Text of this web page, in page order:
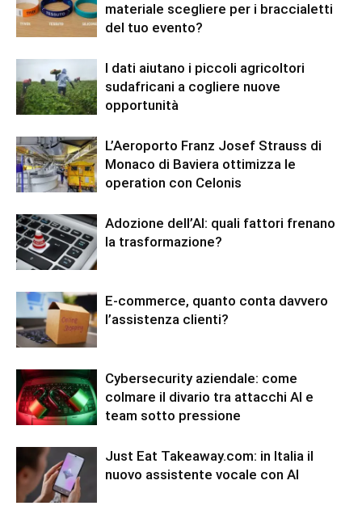
materiale scegliere per i braccialetti
del tuo evento?
I dati aiutano i piccoli agricoltori
sudafricani a cogliere nuove
opportunità
L’Aeroporto Franz Josef Strauss di
Monaco di Baviera ottimizza le
operation con Celonis
Adozione dell’AI: quali fattori frenano
la trasformazione?
E-commerce, quanto conta davvero
l’assistenza clienti?
Cybersecurity aziendale: come
colmare il divario tra attacchi AI e
team sotto pressione
Just Eat Takeaway.com: in Italia il
nuovo assistente vocale con AI